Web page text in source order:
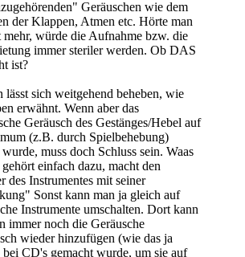
Geräuschen wie dem
der Klappen, Atmen etc. Hörte man
mehr, würde die Aufnahme bzw. die
immer steriler werden. Ob DAS
ist?
lässt sich weitgehend beheben, wie
erwähnt. Wenn aber das
Geräusch des Gestänges/Hebel auf
(z.B. durch Spielbehebung)
muss doch Schluss sein. Waas
einfach dazu, macht den
des Instrumentes mit seiner
Sonst kann man ja gleich auf
Instrumente umschalten. Dort kann
immer noch die Geräusche
wieder hinzufügen (wie das ja
CD's gemacht wurde, um sie auf